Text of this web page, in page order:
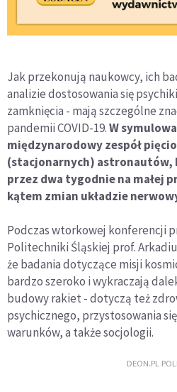
Jak przekonują naukowcy, ich
analizie dostosowania się
zamknięcia - mają szczególne
pandemii COVID-19.W
międzynarodowy zespół
(stacjonarnych) astronautów,
przez dwa tygodnie na małej
kątem zmian układzie
Podczas wtorkowej konferencji
Politechniki Śląskiej prof.
że badania dotyczące misji
bardzo szeroko i wykraczają
budowy rakiet - dotyczą też
psychicznego, przystosowania
warunków, a także socjologii.
DEON.PL